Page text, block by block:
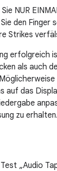
NUR
den Finger
Strikes
erfolgreich
als auch
auf das
zu erhalten.
„Audio